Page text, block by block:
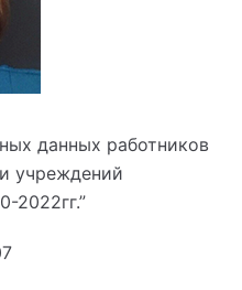
данных работников
учреждений
2022гг.”